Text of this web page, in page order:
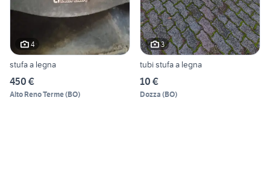
4
stufa a legna
450 €
Alto Reno Terme(BO)
3
tubi stufa a legna
10 €
Dozza (BO)